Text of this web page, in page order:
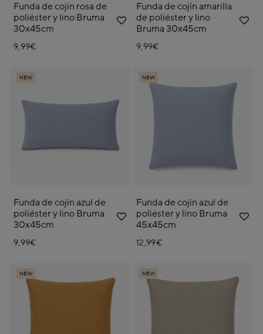
Funda de cojín rosa de
poliéster y lino Bruma
30x45cm
9,99€
Funda de cojín amarilla
de poliéster y lino
Bruma 30x45cm
9,99€
NEW
Funda de cojín azul de
poliéster y lino Bruma
30x45cm
9,99€
NEW
Funda de cojín azul de
poliéster y lino Bruma
45x45cm
12,99€
NEW NEW